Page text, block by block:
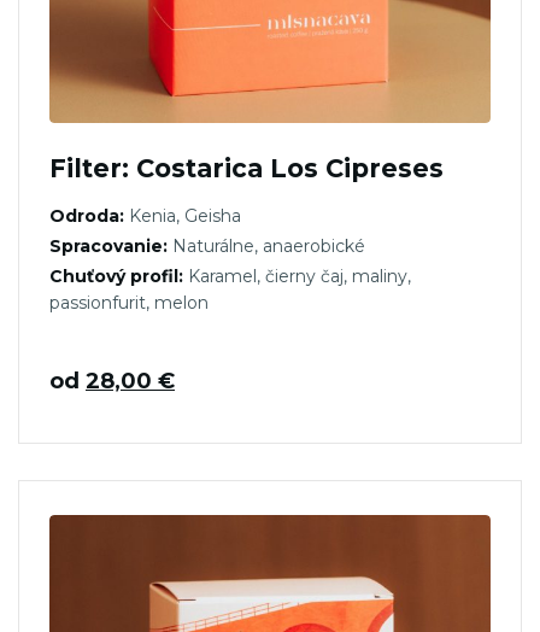
Filter: Costarica Los Cipreses
Odroda: Kenia, Geisha
Spracovanie: Naturálne, anaerobické
Chuťový profil: Karamel, čierny čaj, maliny,
passionfurit, melon
od 28,00 €